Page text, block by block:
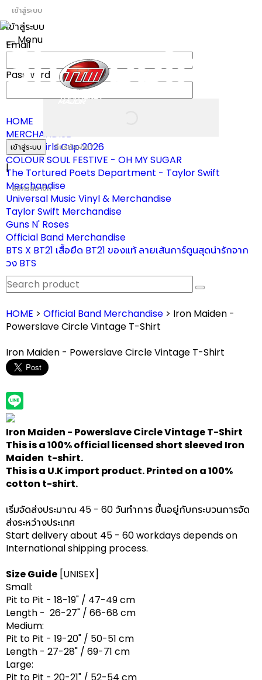
เข้าสู่ระบบ
เข้าสู่ระบบ
Email
Password
เข้าสู่ระบบ ลืมรหัสผ่าน?
|
สมัครสมาชิก
Toggle
Menu
HOME
MERCHANDISE
ผ้าเชียร์ Girls Cup 2026
COLOUR SOUL FESTIVE - OH MY SUGAR
The Tortured Poets Department - Taylor Swift
Merchandise
Universal Music Vinyl & Merchandise
Taylor Swift Merchandise
Guns N' Roses
Official Band Merchandise
BTS X BT21 เสื้อยืด BT21 ของแท้ ลายเส้นการ์ตูนสุดน่ารักจาก
วง BTS
HOME > Official Band Merchandise > Iron Maiden -
Powerslave Circle Vintage T-Shirt
Iron Maiden - Powerslave Circle Vintage T-Shirt
Iron Maiden - Powerslave Circle Vintage T-Shirt
This is a 100% official licensed short sleeved Iron
Maiden t-shirt.
This is a U.K import product. Printed on a 100%
cotton t-shirt.
เริ่มจัดส่งประมาณ 45 - 60 วันทำการ ขึ้นอยู่กับกระบวนการจัด
ส่งระหว่างประเทศ
Start delivery about 45 - 60 workdays depends on
International shipping process.
Size Guide [UNISEX]
Small:
Pit to Pit - 18-19" / 47-49 cm
Length - 26-27" / 66-68 cm
Medium:
Pit to Pit - 19-20" / 50-51 cm
Length - 27-28" / 69-71 cm
Large: